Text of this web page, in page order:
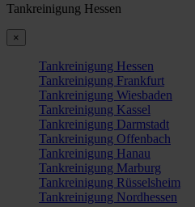
Tankreinigung Hessen
×
Tankreinigung Hessen
Tankreinigung Frankfurt
Tankreinigung Wiesbaden
Tankreinigung Kassel
Tankreinigung Darmstadt
Tankreinigung Offenbach
Tankreinigung Hanau
Tankreinigung Marburg
Tankreinigung Rüsselsheim
Tankreinigung Nordhessen